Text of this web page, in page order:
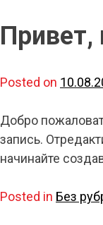
Привет,
Posted on
Добро
запись.
начинайте
Posted in Без